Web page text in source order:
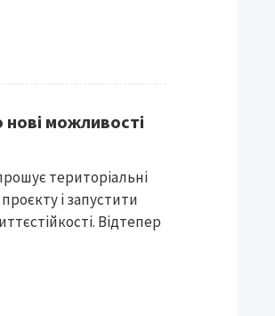
нові можливості
територіальні
і запустити
Відтепер